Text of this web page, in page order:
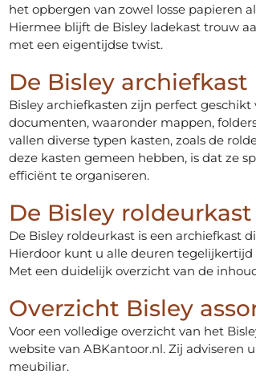
het opbergen van zowel losse papieren
Hiermee blijft de Bisley ladekast trouw
met een eigentijdse twist.
De Bisley archiefkast
Bisley archiefkasten zijn perfect
documenten, waaronder mappen,
vallen diverse typen kasten, zoals de
deze kasten gemeen hebben, is dat ze
efficiënt te organiseren.
De Bisley roldeurkast
De Bisley roldeurkast is een archiefkast
Hierdoor kunt u alle deuren
Met een duidelijk overzicht van de
Overzicht Bisley
Voor een volledige overzicht van het
website van ABKantoor.nl. Zij adviseren
meubiliar.